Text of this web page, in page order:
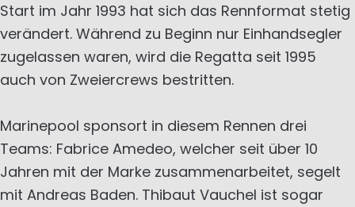
Start im Jahr 1993 hat sich das Rennformat stetig
verändert. Während zu Beginn nur Einhandsegler
zugelassen waren, wird die Regatta seit 1995
auch von Zweiercrews bestritten.
Marinepool sponsort in diesem Rennen drei
Teams: Fabrice Amedeo, welcher seit über 10
Jahren mit der Marke zusammenarbeitet, segelt
mit Andreas Baden. Thibaut Vauchel ist sogar